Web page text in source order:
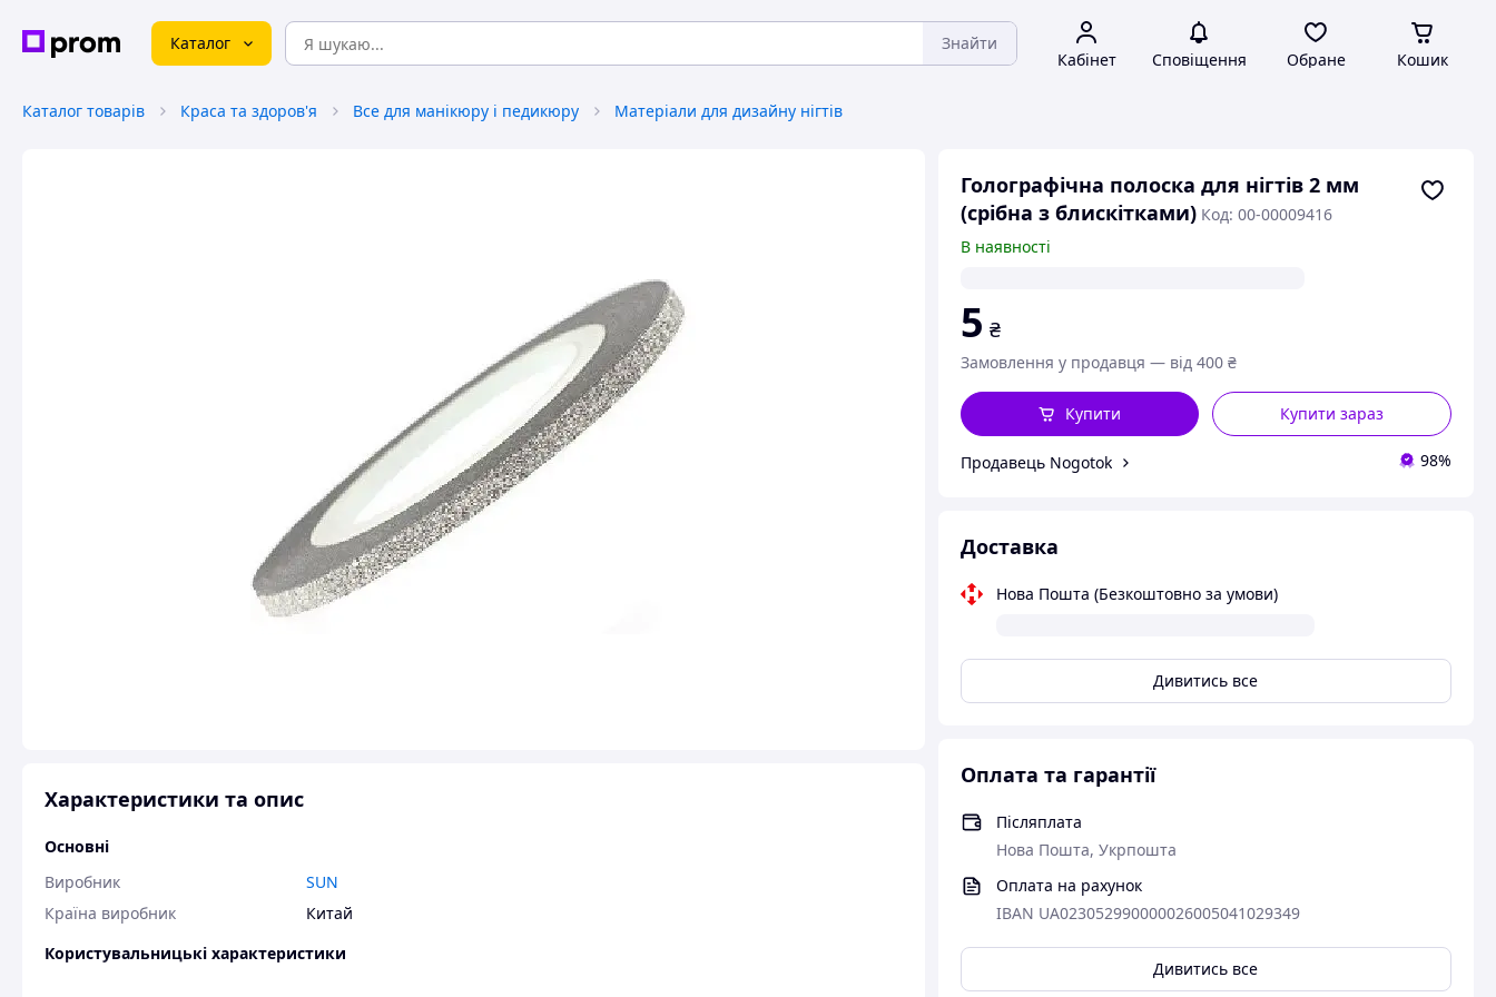
Каталог Знайти
Кабінет Сповіщення Обране Кошик
Каталог товарів Краса та здоров'я Все для манікюру і педикюру Матеріали для дизайну нігтів
Голографічна полоска для нігтів 2 мм
(срібна з блискітками) Код: 00-00009416
В наявності
5 ₴
Замовлення у продавця — від 400 ₴
Купити зараз
Купити
Продавець Nogotok 98%
Доставка
Нова Пошта (Безкоштовно за умови)
Дивитись все
Оплата та гарантії
Післяплата
Нова Пошта, Укрпошта
Оплата на рахунок
IBAN UA023052990000026005041029349
Дивитись все
Характеристики та опис
Основні
Виробник
SUN
Країна виробник
Китай
Користувальницькі характеристики